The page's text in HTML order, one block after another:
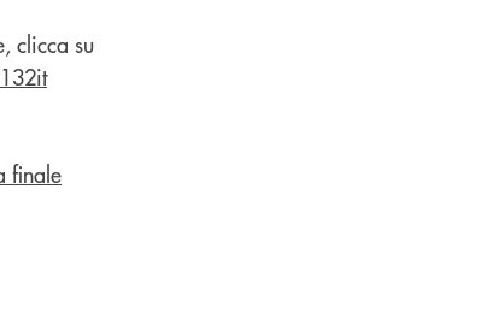
clicca su